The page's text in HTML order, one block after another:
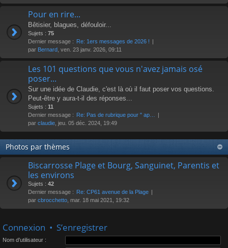
Pour en rire...
Bêtisier, blagues, défouloir...
Sujets : 75
Dernier message : Re: 1ers messages de 2026 !
par Bernard , ven. 23 janv. 2026, 09:11
Les 101 questions que vous n'avez jamais osé
poser...
Sur une idée de Claudie, c'est là où il faut poser vos questions.
Peut-être y aura-t-il des réponses...
Sujets : 11
Dernier message : Re: Pas de rubrique pour " ap…
par claudie , jeu. 05 déc. 2024, 19:49
Photos par thèmes
Biscarrosse Plage et Bourg, Sanguinet, Parentis et
les environs
Sujets : 42
Dernier message : Re: CP61 avenue de la Plage
par cbrocchetto , mar. 18 mai 2021, 19:32
Connexion • S’enregistrer
Nom d’utilisateur :